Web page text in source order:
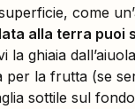
come
alla terra puoi
la ghiaia
per la frutta (se
sottile sul